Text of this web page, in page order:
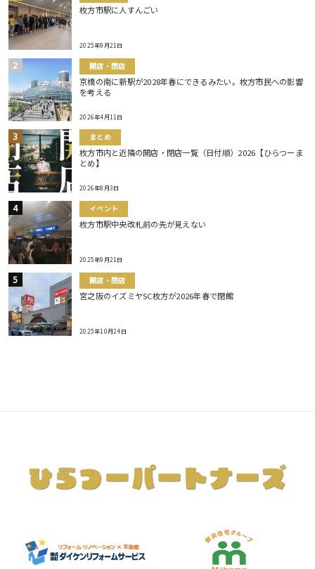
枚方市駅に人すんごい
2025年9月21日
開店・閉店
京橋の南に新駅が2028年春にできるみたい。枚方市民への影響
を考える
2026年4月11日
まとめ
枚方市内と近隣の開店・閉店一覧（日付順）2026【ひらつーま
とめ】
2026年8月3日
イベント
枚方市駅中央改札前の先が見えない
2025年9月21日
開店・閉店
宮之阪のイズミヤSC枚方が2026年春で閉館
2025年10月24日